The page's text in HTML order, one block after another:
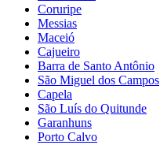
Coruripe
Messias
Maceió
Cajueiro
Barra de Santo Antônio
São Miguel dos Campos
Capela
São Luís do Quitunde
Garanhuns
Porto Calvo